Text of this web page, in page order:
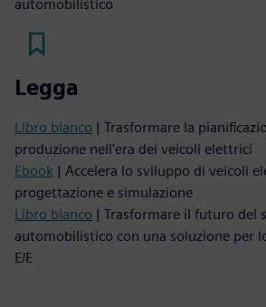
automobilistico
Legga
Libro bianco | Trasformare la
produzione nell'era dei veicoli elettrici
Ebook | Accelera lo sviluppo di veicoli
progettazione e simulazione
Libro bianco | Trasformare il futuro del
automobilistico con una soluzione per
E/E